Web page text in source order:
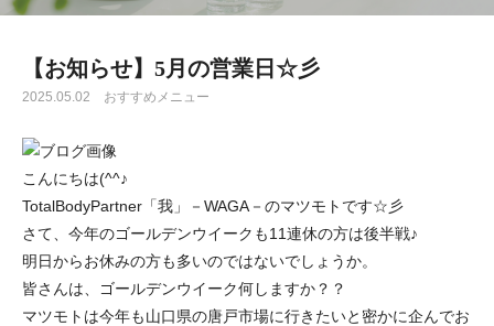
【お知らせ】5月の営業日☆彡
2025.05.02 おすすめメニュー
こんにちは(^^♪
TotalBodyPartner「我」－WAGA－のマツモトです☆彡
さて、今年のゴールデンウイークも11連休の方は後半戦♪
明日からお休みの方も多いのではないでしょうか。
皆さんは、ゴールデンウイーク何しますか？？
マツモトは今年も山口県の唐戸市場に行きたいと密かに企んでお